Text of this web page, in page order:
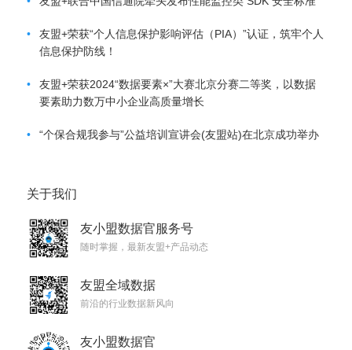
•
友盟+荣获“个人信息保护影响评估（PIA）”认证，筑牢个人
信息保护防线！
•
友盟+荣获2024“数据要素×”大赛北京分赛二等奖，以数据
要素助力数万中小企业高质量增长
• “个保合规我参与”公益培训宣讲会(友盟站)在北京成功举办
关于我们
友小盟数据官服务号
随时掌握，最新友盟+产品动态
友盟全域数据
前沿的行业数据新风向
友小盟数据官